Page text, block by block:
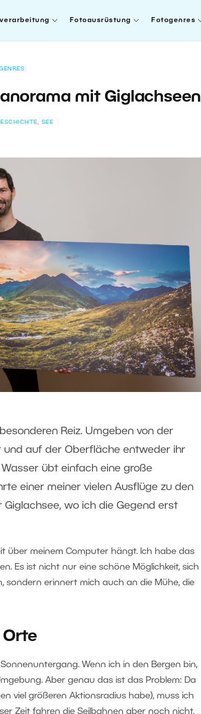
Fotoausrüstung Fotogenres
mit Giglachseen
, SEE
Reiz. Umgeben von der
und auf der Oberfläche entweder ihr
übt einfach eine große
einer meiner vielen Ausflüge zu den
Giglachsee, wo ich die Gegend erst
über meinem Computer hängt. Ich habe das
Es ist nicht nur eine schöne Möglichkeit, sich
erinnert mich auch an die Mühe, die
Wenn ich in den Bergen bin,
Aber genau das ist das Problem: Da
viel größeren Aktionsradius habe), muss ich
Zeit fahren die Seilbahnen aber noch nicht,